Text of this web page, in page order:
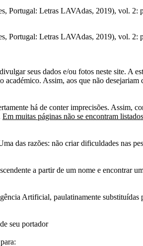
Portugal: Letras LAVAdas, 2019), vol. 2:
Portugal: Letras LAVAdas, 2019), vol. 2:
seus dados e/ou fotos neste site. A
Assim, aos que não
há de conter imprecisões. Assim,
Em muitas páginas não se encontram
das razões: não criar dificuldades nas
a partir de um nome e encontrar
Artificial, paulatinamente
seu portador